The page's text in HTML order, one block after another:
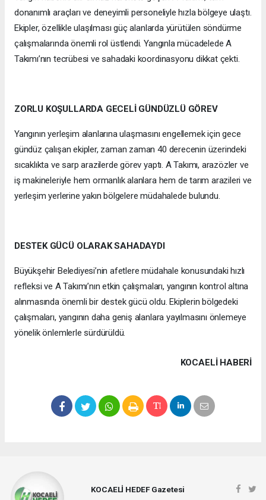
donanımlı araçları ve deneyimli personeliyle hızla bölgeye ulaştı.
Ekipler, özellikle ulaşılması güç alanlarda yürütülen söndürme
çalışmalarında önemli rol üstlendi. Yangınla mücadelede A
Takımı’nın tecrübesi ve sahadaki koordinasyonu dikkat çekti.
ZORLU KOŞULLARDA GECELİ GÜNDÜZLÜ GÖREV
Yangının yerleşim alanlarına ulaşmasını engellemek için gece
gündüz çalışan ekipler, zaman zaman 40 derecenin üzerindeki
sıcaklıkta ve sarp arazilerde görev yaptı. A Takımı, arazözler ve
iş makineleriyle hem ormanlık alanlara hem de tarım arazileri ve
yerleşim yerlerine yakın bölgelere müdahalede bulundu.
DESTEK GÜCÜ OLARAK SAHADAYDI
Büyükşehir Belediyesi’nin afetlere müdahale konusundaki hızlı
refleksi ve A Takımı’nın etkin çalışmaları, yangının kontrol altına
alınmasında önemli bir destek gücü oldu. Ekiplerin bölgedeki
çalışmaları, yangının daha geniş alanlara yayılmasını önlemeye
yönelik önlemlerle sürdürüldü.
KOCAELI HABERİ
KOCAELİ HEDEF Gazetesi